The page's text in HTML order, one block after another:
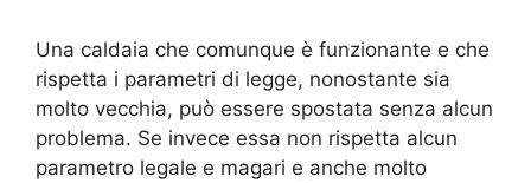
Una caldaia che comunque è funzionante e che
rispetta i parametri di legge, nonostante sia
molto vecchia, può essere spostata senza alcun
problema. Se invece essa non rispetta alcun
parametro legale e magari e anche molto